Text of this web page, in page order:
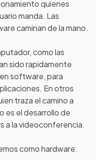
quienes
manda. Las
caminan de la mano.
como las
sido rapidamente
software, para
En otros
traza el camino a
es el desarrollo de
a la videoconferencia.
como hardware: